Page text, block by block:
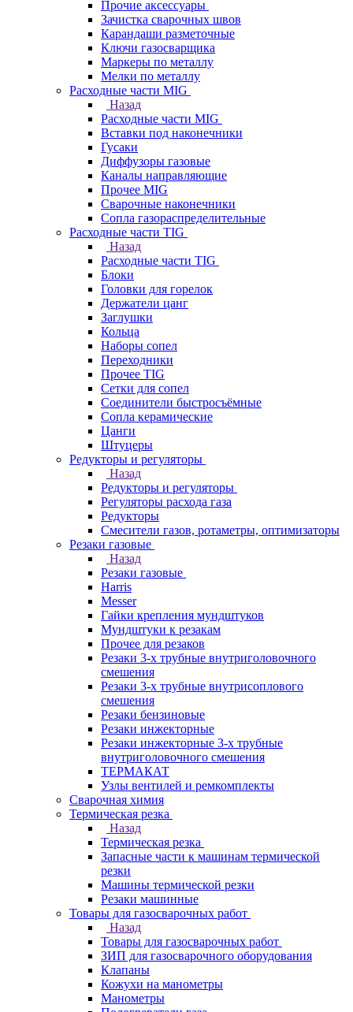
Прочие аксессуары
Зачистка сварочных швов
Карандаши разметочные
Ключи газосварщика
Маркеры по металлу
Мелки по металлу
Расходные части MIG
Назад
Расходные части MIG
Вставки под наконечники
Гусаки
Диффузоры газовые
Каналы направляющие
Прочее MIG
Сварочные наконечники
Сопла газораспределительные
Расходные части TIG
Назад
Расходные части TIG
Блоки
Головки для горелок
Держатели цанг
Заглушки
Кольца
Наборы сопел
Переходники
Прочее TIG
Сетки для сопел
Соединители быстросъёмные
Сопла керамические
Цанги
Штуцеры
Редукторы и регуляторы
Назад
Редукторы и регуляторы
Регуляторы расхода газа
Редукторы
Смесители газов, ротаметры, оптимизаторы
Резаки газовые
Назад
Резаки газовые
Harris
Messer
Гайки крепления мундштуков
Мундштуки к резакам
Прочее для резаков
Резаки 3-х трубные внутриголовочного
смешения
Резаки 3-х трубные внутрисоплового
смешения
Резаки бензиновые
Резаки инжекторные
Резаки инжекторные 3-х трубные
внутриголовочного смешения
ТЕРМАКАТ
Узлы вентилей и ремкомплекты
Сварочная химия
Термическая резка
Назад
Термическая резка
Запасные части к машинам термической
резки
Машины термической резки
Резаки машинные
Товары для газосварочных работ
Назад
Товары для газосварочных работ
ЗИП для газосварочного оборудования
Клапаны
Кожухи на манометры
Манометры